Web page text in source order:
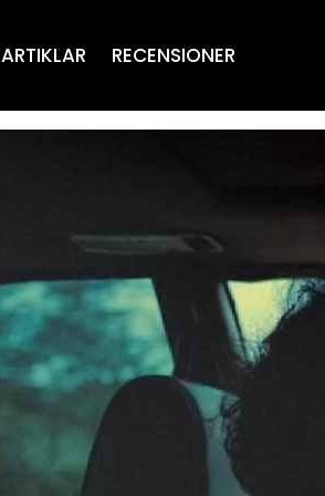
ARTIKLAR RECENSIONER